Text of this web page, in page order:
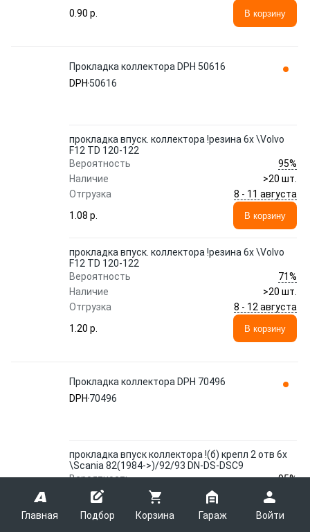
Главная Подбор Корзина Гараж Войти
0.90 p.
В корзину
Прокладка коллектора DPH 50616
DPH 50616
прокладка впуск. коллектора !резина 6x \Volvo
F12 TD 120-122
Вероятность
95%
Наличие
>20 шт.
Отгрузка
8 - 11 августа
1.08 p.
В корзину
прокладка впуск. коллектора !резина 6x \Volvo
F12 TD 120-122
Вероятность
71%
Наличие
>20 шт.
Отгрузка
8 - 12 августа
1.20 p.
В корзину
Прокладка коллектора DPH 70496
DPH 70496
прокладка впуск коллектора !(б) крепл 2 отв 6x
\Scania 82(1984->)/92/93 DN-DS-DSC9
Вероятность
95%
Наличие
12 шт.
Отгрузка
8 - 11 августа